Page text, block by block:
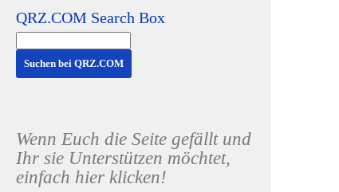
QRZ.COM Search Box
Wenn Euch die Seite gefällt und
Ihr sie Unterstützen möchtet,
einfach hier klicken!